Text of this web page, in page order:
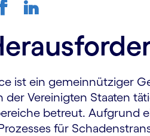
ist ein gemeinnütziger
der Vereinigten Staaten
betreut. Aufgrund
für